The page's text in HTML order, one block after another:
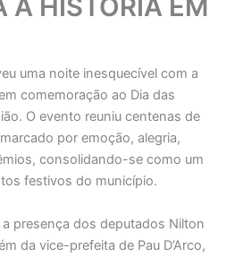
A HISTÓRIA EM
uma noite inesquecível com a
comemoração ao Dia das
O evento reuniu centenas de
por emoção, alegria,
consolidando-se como um
festivos do município.
presença dos deputados Nilton
da vice-prefeita de Pau D’Arco,